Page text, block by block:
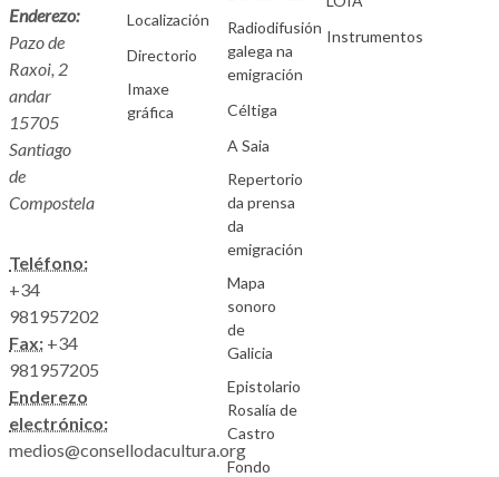
Enderezo:
Pazo de
Raxoi, 2
andar
15705
Santiago
de
Compostela
Teléfono:
+34
981957202
Fax: +34
981957205
Enderezo
electrónico:
medios@consellodacultura.org
Localización
Directorio
Imaxe
gráfica
Radiodifusión
galega na
emigración
Céltiga
A Saia
Repertorio
da prensa
da
emigración
Mapa
sonoro
de
Galicia
Epistolario
Rosalía de
Castro
Fondo
Instrumentos